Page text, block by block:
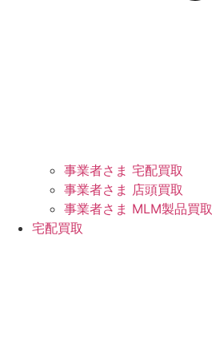
事業者さま 宅配買取
事業者さま 店頭買取
事業者さま MLM製品買取
宅配買取